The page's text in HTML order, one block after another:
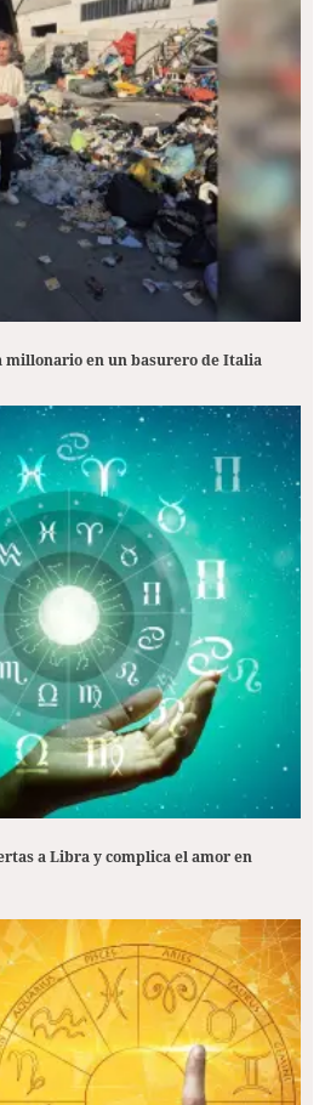
en un basurero de Italia
a Libra y complica el amor en